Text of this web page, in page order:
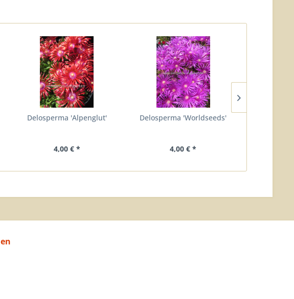
Delosperma 'Alpenglut'
4,00 € *
Delosperma 'Worldseeds'
4,00 € *